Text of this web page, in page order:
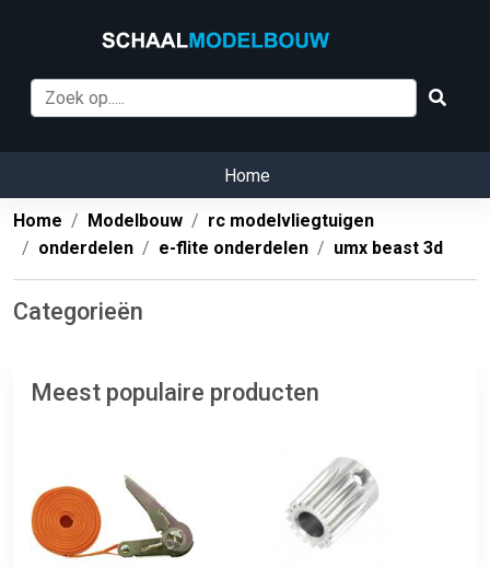
Home
Home Modelbouw
rc modelvliegtuigen
onderdelen
e-flite onderdelen umx beast 3d
Categorieën
Meest populaire producten